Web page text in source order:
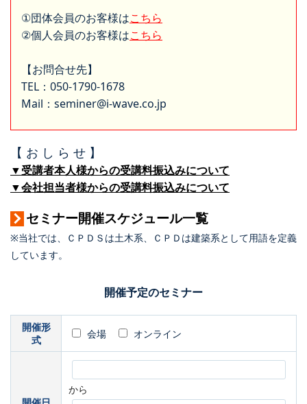
①団体会員のお客様はこちら
②個人会員のお客様はこちら
【お問合せ先】
TEL：050-1790-1678
Mail：seminer@i-wave.co.jp
【 お し ら せ 】
▼受講者本人様からの受講料振込みについて
▼会社担当者様からの受講料振込みについて
セミナー開催スケジュール一覧
※当社では、ＣＰＤＳは土木系、ＣＰＤは建築系として用語を定義
しています。
開催予定のセミナー
開催形
式
会場 オンライン
から